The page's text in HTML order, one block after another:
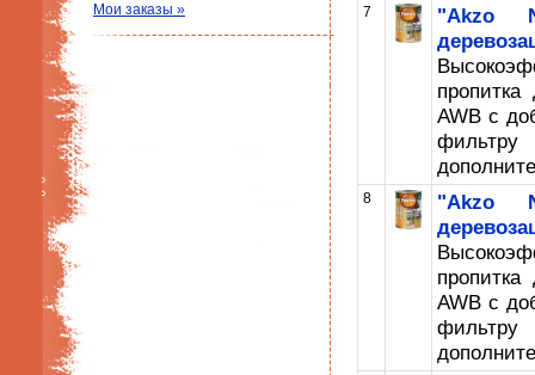
Мои заказы » 7
"Akzo
AWB с
фильтру
8
"Akzo
AWB с
фильтру